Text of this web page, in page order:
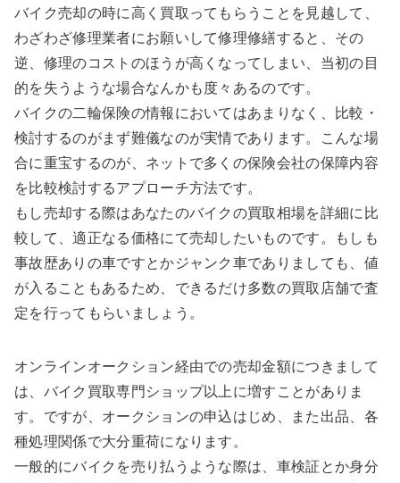
バイク売却の時に高く買取ってもらうことを見越して、
わざわざ修理業者にお願いして修理修繕すると、その
逆、修理のコストのほうが高くなってしまい、当初の目
的を失うような場合なんかも度々あるのです。
バイクの二輪保険の情報においてはあまりなく、比較・
検討するのがまず難儀なのが実情であります。こんな場
合に重宝するのが、ネットで多くの保険会社の保障内容
を比較検討するアプローチ方法です。
もし売却する際はあなたのバイクの買取相場を詳細に比
較して、適正なる価格にて売却したいものです。もしも
事故歴ありの車ですとかジャンク車でありましても、値
が入ることもあるため、できるだけ多数の買取店舗で査
定を行ってもらいましょう。
オンラインオークション経由での売却金額につきまして
は、バイク買取専門ショップ以上に増すことがありま
す。ですが、オークションの申込はじめ、また出品、各
種処理関係で大分重荷になります。
一般的にバイクを売り払うような際は、車検証とか身分